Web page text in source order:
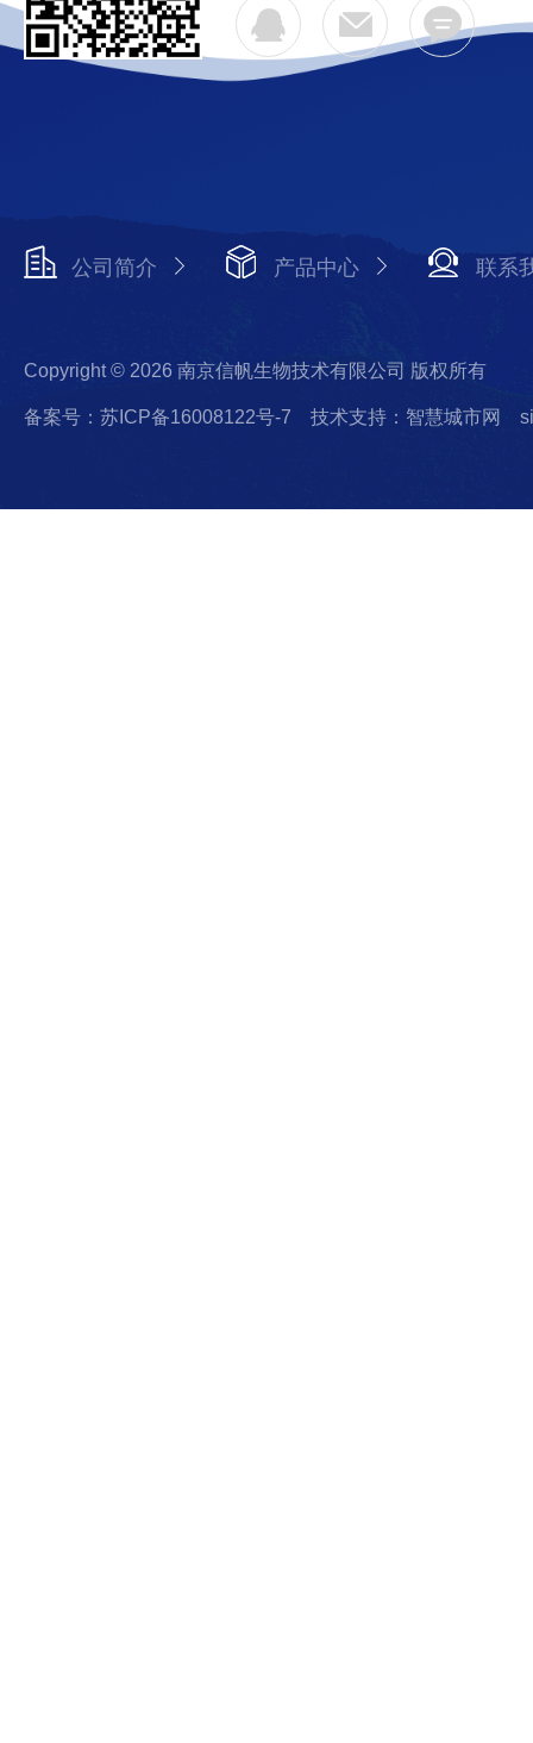
公司简介 产品中心 联系
Copyright © 2026 南京信帆生物技术有限公司 版权所有
备案号：苏ICP备16008122号-7 技术支持：智慧城市网